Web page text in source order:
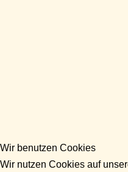
Wir benutzen Cookies
Wir nutzen Cookies auf